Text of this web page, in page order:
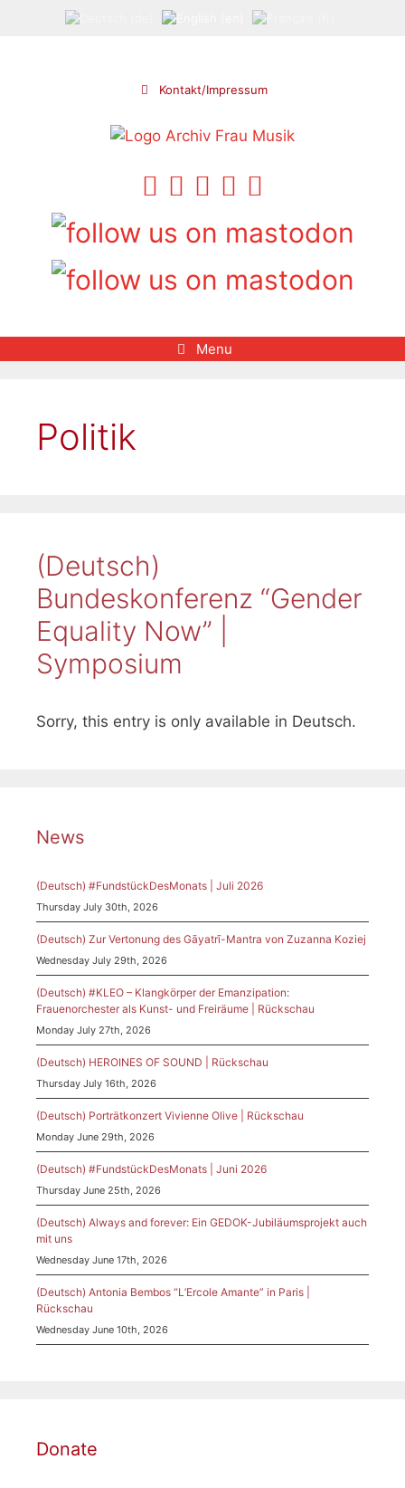
Kontakt/Impressum
Menu
Politik
(Deutsch)
Bundeskonferenz “Gender
Equality Now” |
Symposium
Sorry, this entry is only available in Deutsch.
News
(Deutsch) #FundstückDesMonats | Juli 2026
Thursday July 30th, 2026
(Deutsch) Zur Vertonung des Gāyatrī-Mantra von Zuzanna Koziej
Wednesday July 29th, 2026
(Deutsch) #KLEO – Klangkörper der Emanzipation:
Frauenorchester als Kunst- und Freiräume | Rückschau
Monday July 27th, 2026
(Deutsch) HEROINES OF SOUND | Rückschau
Thursday July 16th, 2026
(Deutsch) Porträtkonzert Vivienne Olive | Rückschau
Monday June 29th, 2026
(Deutsch) #FundstückDesMonats | Juni 2026
Thursday June 25th, 2026
(Deutsch) Always and forever: Ein GEDOK-Jubiläumsprojekt auch
mit uns
Wednesday June 17th, 2026
(Deutsch) Antonia Bembos “L’Ercole Amante” in Paris |
Rückschau
Wednesday June 10th, 2026
Donate